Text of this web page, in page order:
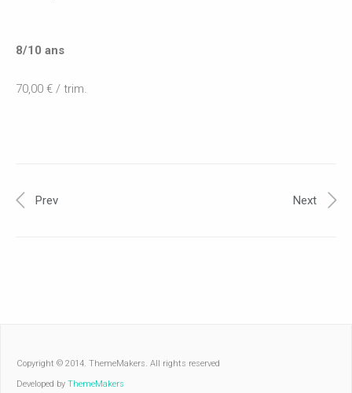
8/10 ans
70,00 € / trim.
Prev Next
Copyright © 2014. ThemeMakers. All rights reserved
Developed by ThemeMakers